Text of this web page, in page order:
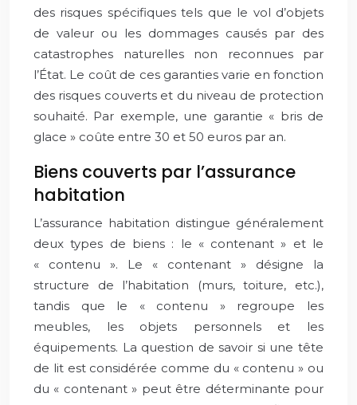
des risques spécifiques tels que le vol d’objets
de valeur ou les dommages causés par des
catastrophes naturelles non reconnues par
l’État. Le coût de ces garanties varie en fonction
des risques couverts et du niveau de protection
souhaité. Par exemple, une garantie « bris de
glace » coûte entre 30 et 50 euros par an.
Biens couverts par l’assurance
habitation
L’assurance habitation distingue généralement
deux types de biens : le « contenant » et le
« contenu ». Le « contenant » désigne la
structure de l’habitation (murs, toiture, etc.),
tandis que le « contenu » regroupe les
meubles, les objets personnels et les
équipements. La question de savoir si une tête
de lit est considérée comme du « contenu » ou
du « contenant » peut être déterminante pour